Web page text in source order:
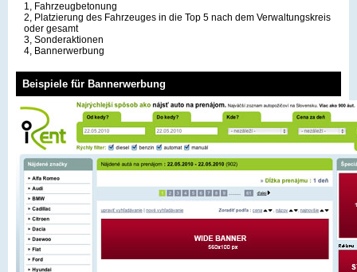
1, Fahrzeugbetonung
2, Platzierung des Fahrzeuges in die Top 5 nach dem Verwaltungskreis
oder gesamt
3, Sonderaktionen
4, Bannerwerbung
Beispiele für Bannerwerbung